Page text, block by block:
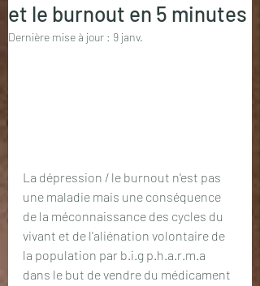
et le burnout en 5 minutes
Dernière mise à jour : 9 janv.
La dépression / le burnout n'est pas
une maladie mais une conséquence
de la méconnaissance des cycles du
vivant et de l'aliénation volontaire de
la population par b.i.g p.h.a.r.m.a
dans le but de vendre du médicament